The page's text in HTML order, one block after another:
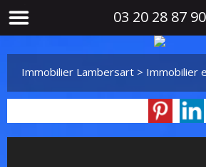
03 20 28 87 90
Immobilier Lambersart > Immobilier